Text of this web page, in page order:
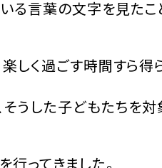
る言葉の文字を見た
しく過ごす時間すら得
そうした子どもたちを
行ってきました。